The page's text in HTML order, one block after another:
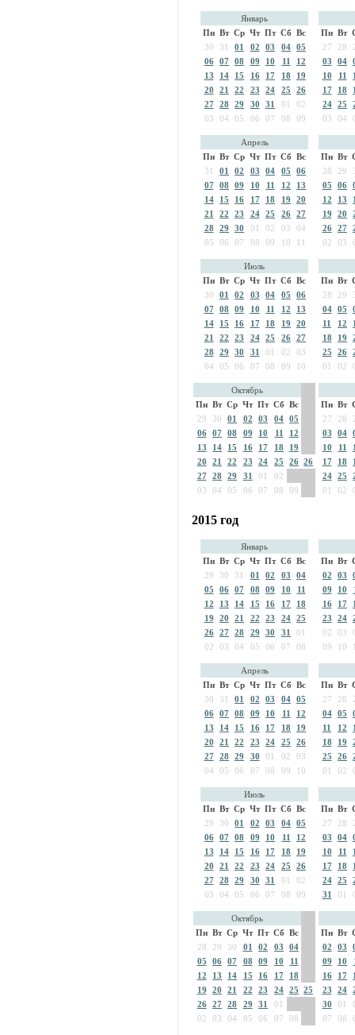
Январь
Пн Вт Ср Чт Пт Сб Вс
30
31 01 02 03 04 05
06
07 08 09 10 11
12
13
14 15 16 17 18
19
20
21 22 23 24 25
26
27
28 29 30 31 01
02
03
04 05 06 07 08 09
Пн Вт
27
28
03
04
10
11
17
18
24
25
03
04
Апрель
Пн Вт Ср Чт Пт Сб Вс
31
01 02 03 04 05
06
07
08 09 10 11 12
13
14
15 16 17 18 19
20
21
22 23 24 25 26 27
28
29 30 01 02 03
04
05
06 07 08 09 10 11
Пн Вт
28
29
05
06
12
13
19
20
26
27
02
03
Июль
Пн Вт Ср Чт Пт Сб Вс
30
01 02 03 04 05
06
07
08 09 10 11 12
13
14
15 16 17 18 19
20
21
22 23 24 25 26 27
28
29 30 31 01 02
03
04
05 06 07 08 09 10
Пн Вт
28
29
04
05
11
12
18
19
25
26
01
02
Октябрь
Пн Вт Ср Чт Пт Сб Вс
29
30 01 02 03 04 05
06
07 08 09 10 11
12
13
14 15 16 17 18
19
20
21 22 23 24 25 26 26
27
28 29 31 01
02
03
04 05 06 07 08 09
Пн Вт
27
28
03
04
10
11
17
18
24
25
01
02
2015 год
Январь
Пн Вт Ср Чт Пт Сб Вс
29
30 31 01 02 03
04
05
06 07 08 09 10
11
12
13 14 15 16 17
18
19
20 21 22 23 24 25
26
27 28 29 30 31
01
02
03 04 05 06 07 08
Пн Вт
02
03
09
10
16
17
23
24
02
03
09
10
Апрель
Пн Вт Ср Чт Пт Сб Вс
30
31 01 02 03 04 05
06
07 08 09 10 11
12
13
14 15 16 17 18
19
20
21 22 23 24 25
26
27
28 29 30 01 02
03
04
05 06 07 08 09 10
Пн Вт
27
28
04
05
11
12
18
19
25
26
01
02
Июль
Пн Вт Ср Чт Пт Сб Вс
29
30 01 02 03 04 05
06
07 08 09 10 11
12
13
14 15 16 17 18
19
20
21 22 23 24 25
26
27
28 29 30 31 01
02
03
04 05 06 07 08 09
Пн Вт
27
28
03
04
10
11
17
18
24
25
31
01
Октябрь
Пн Вт Ср Чт Пт Сб Вс
28
29 30 01 02 03
04
05
06 07 08 09 10
11
12
13 14 15 16 17
18
19
20 21 22 23 24 25 25
26
27 28 29 31
01
02
03 04 05 06 07 08
Пн Вт
02
03
09
10
16
17
23
24
30
01
07
08